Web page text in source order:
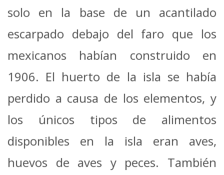
solo en la base de un acantilado
escarpado debajo del faro que los
mexicanos habían construido en
1906. El huerto de la isla se había
perdido a causa de los elementos, y
los únicos tipos de alimentos
disponibles en la isla eran aves,
huevos de aves y peces. También